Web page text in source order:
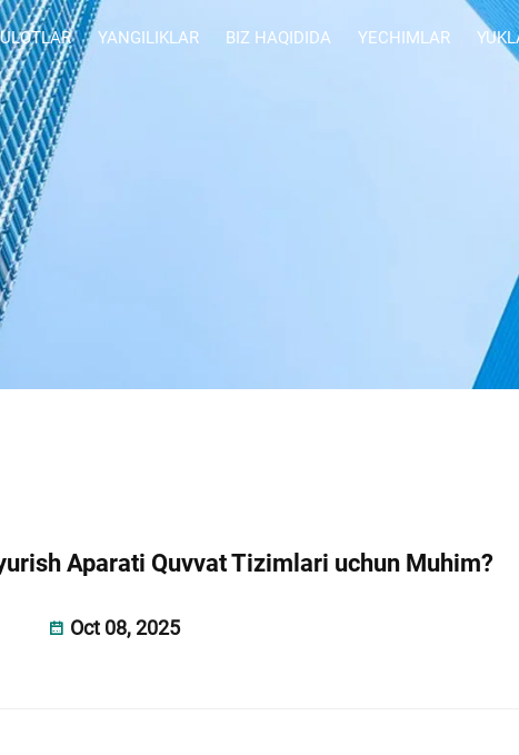
YANGILIKLAR BIZ HAQIDIDA YECHIMLAR
Aparati Quvvat Tizimlari uchun Muhim?
Oct 08, 2025